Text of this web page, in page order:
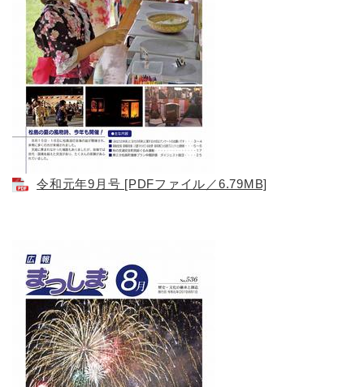
令和元年9月号 [PDFファイル／6.79MB]